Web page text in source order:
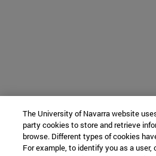
The University of Navarra website
party cookies to store and retrieve
browse. Different types of cookies
For example, to identify you as a